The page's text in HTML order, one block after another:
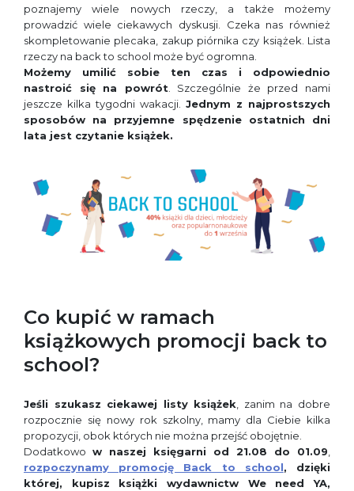
poznajemy wiele nowych rzeczy, a także możemy
prowadzić wiele ciekawych dyskusji. Czeka nas również
skompletowanie plecaka, zakup piórnika czy książek. Lista
rzeczy na back to school może być ogromna.
Możemy umilić sobie ten czas i odpowiednio
nastroić się na powrót . Szczególnie że przed nami
jeszcze kilka tygodni wakacji. Jednym z najprostszych
sposobów na przyjemne spędzenie ostatnich dni
lata jest czytanie książek.
Co kupić w ramach
książkowych promocji back to
school?
Jeśli szukasz ciekawej listy książek, zanim na dobre
rozpocznie się nowy rok szkolny, mamy dla Ciebie kilka
propozycji, obok których nie można przejść obojętnie.
Dodatkowo w naszej księgarni od 21.08 do 01.09,
rozpoczynamy promocję Back to school, dzięki
której, kupisz książki wydawnictw We need YA,